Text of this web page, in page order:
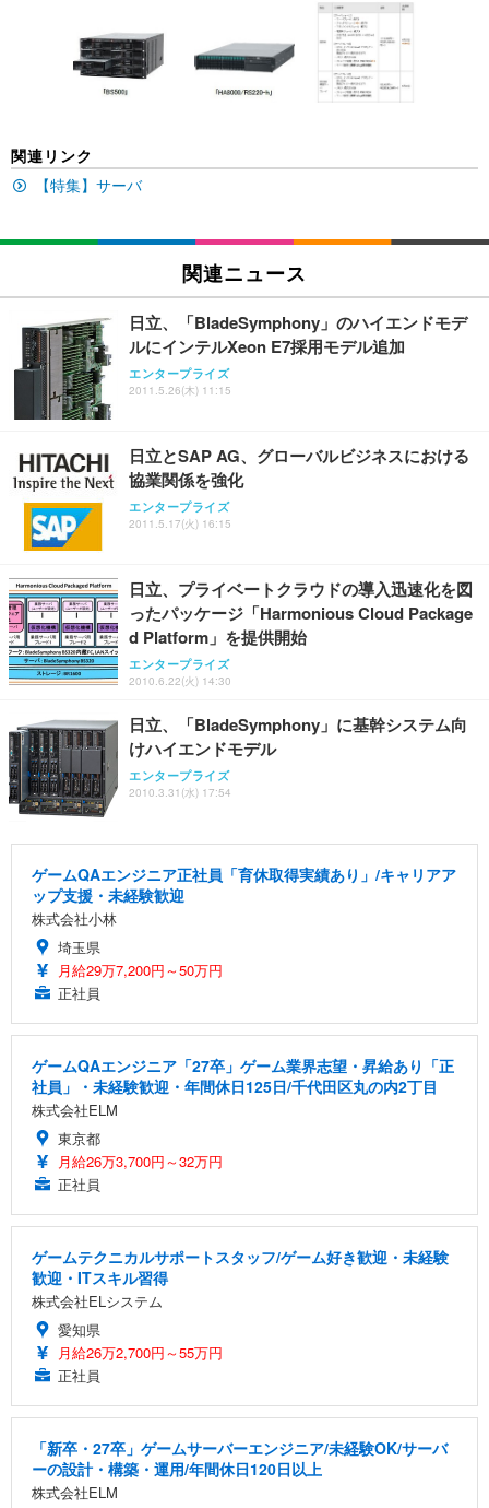
[EdoErgo] オフィスチェア 椅子 テレワーク 疲れな
い 跳ね上げ式アームレスト コンパクト 約105度ロッ
キング pc 事務椅子 360度回転 座面昇降 強化ナイロ
ン樹脂ベース 通気性メッシュ 在宅ワーク H-WY01
(黒網+黒枠+黒足)
￥5,699
ュチェア 人間工学 疲れない ブラック
Sezlife オフィスチェア デスクチェア 疲れない テレ
ワーク チェア 強化バックレスト 30度ロッキング機
レスト 3Dヘッドレスト ハンガー付き 高反発クッシ
ョン PCチェア 通気性メッシュ ゲーミング/勉強/事
務用 おしゃれ パソコンチェア (ブラック)
￥7,680
Sezlife オフィスチェア デスクチェア 疲れない テレ
レスト 3Dヘッドレスト ハンガー付き 高反発クッシ
ョン PCチェア 通気性メッシュ ゲーミング/勉強/事
務用 おしゃれ パソコンチェア (ホワイト)
￥7,680
ANDWINT オフィスチェア デスクチェア 肘なし メ
ト 幅52×奥行58.5×高さ84～96cm テレワーク 在宅
勤務 ブラック
￥4,139
EIZO ビジネス向けプレミアムモニター | FlexScan
EV3240X-WT | 31.5型4K UHD・USB Type-C・ホワ
イト
￥105,595
イト
【純正品】27"ゲーミングモニター DualSense 充電
フック付き（CFI-ZDM1J）
￥49,979
【整備済み品】Dell E2724HS 27インチ 液晶モニタ
応 ComfortView ビジネス向け
￥15,800
【MiniLED/24.5inch/280Hz/FHD】GRAPHT THE S
像低減 (3年保証 | 輝点保証 | 日本メーカー)
￥34,980
Amazonベーシック ペットシーツ 薄型 レギュラー 1
回使い捨て 無香料 ホワイト 300枚
￥3,373
x2袋(84枚) ホワイト(吸収面:ライトブルー)
ネオ・ルーライフ ネオ・オムツ L 中型犬用 26枚入
り 単品
￥1,800
Smart Basic(スマートベーシック) 【Amazon.co.jp
￥3,670
アイリスオーヤマ ペットシーツ 超厚型 お徳用 レギ
￥3,731
関連リンク
【特集】サーバ
関連ニュース
日立、「BladeSymphony」のハイエンドモデ
ルにインテルXeon E7採用モデル追加
エンタープライズ
2011.5.26(木) 11:15
日立とSAP AG、グローバルビジネスにおける
協業関係を強化
エンタープライズ
2011.5.17(火) 16:15
日立、プライベートクラウドの導入迅速化を図
ったパッケージ「Harmonious Cloud Package
d Platform」を提供開始
エンタープライズ
2010.6.22(火) 14:30
日立、「BladeSymphony」に基幹システム向
けハイエンドモデル
エンタープライズ
2010.3.31(水) 17:54
ゲームQAエンジニア正社員「育休取得実績あり」/キャリアア
ップ支援・未経験歓迎
株式会社小林
埼玉県
月給29万7,200円～50万円
正社員
ゲームQAエンジニア「27卒」ゲーム業界志望・昇給あり「正
社員」・未経験歓迎・年間休日125日/千代田区丸の内2丁目
株式会社ELM
東京都
月給26万3,700円～32万円
正社員
ゲームテクニカルサポートスタッフ/ゲーム好き歓迎・未経験
歓迎・ITスキル習得
株式会社ELシステム
愛知県
月給26万2,700円～55万円
正社員
「新卒・27卒」ゲームサーバーエンジニア/未経験OK/サーバ
ーの設計・構築・運用/年間休日120日以上
株式会社ELM